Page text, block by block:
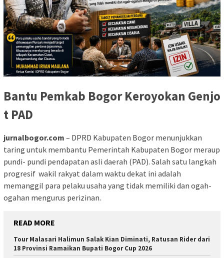
Bantu Pemkab Bogor Keroyokan Genjo
t PAD
jurnalbogor.com – DPRD Kabupaten Bogor menunjukkan
taring untuk membantu Pemerintah Kabupaten Bogor meraup
pundi- pundi pendapatan asli daerah (PAD). Salah satu langkah
progresif wakil rakyat dalam waktu dekat ini adalah
memanggil para pelaku usaha yang tidak memiliki dan ogah-
ogahan mengurus perizinan.
READ MORE
Tour Malasari Halimun Salak Kian Diminati, Ratusan Rider dari
18 Provinsi Ramaikan Bupati Bogor Cup 2026